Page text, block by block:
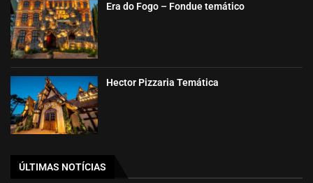
Era do Fogo – Fondue temático
Hector Pizzaria Temática
ÚLTIMAS NOTÍCIAS